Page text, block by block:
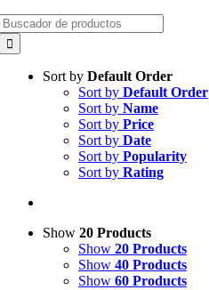
Sort by Default Order
Sort by Default Order
Sort by Name
Sort by Price
Sort by Date
Sort by Popularity
Sort by Rating
Show 20 Products
Show 20 Products
Show 40 Products
Show 60 Products